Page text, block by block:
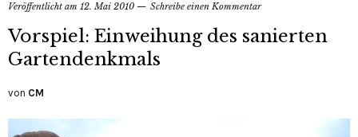
Veröffentlicht am 12. Mai 2010 Schreibe einen Kommentar
Vorspiel: Einweihung des sanierten
Gartendenkmals
von CM